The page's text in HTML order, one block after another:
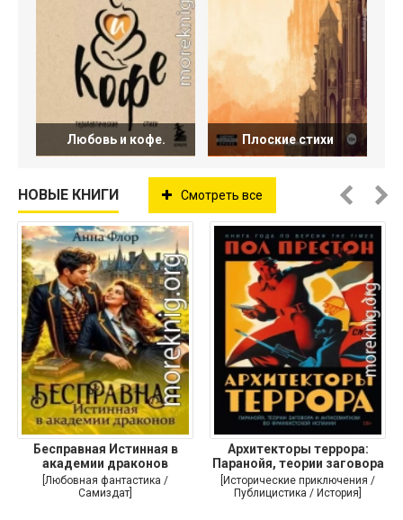
Любовь и кофе. Плоские стихи
НОВЫЕ КНИГИ Смотреть все
Бесправная Истинная в
академии драконов
[Любовная фантастика /
Самиздат]
Архитекторы террора:
Паранойя, теории заговора
и
[Исторические приключения /
Публицистика / История]